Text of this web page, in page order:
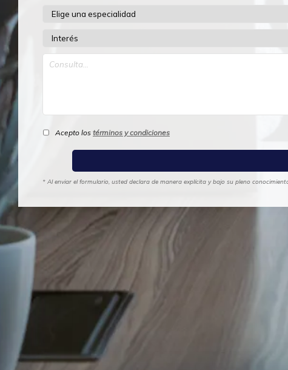
Acepto los términos y condiciones
* Al enviar el formulario, usted declara de manera explícita y bajo su pleno